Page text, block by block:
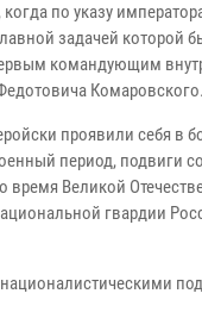
по указу
задачей которой
командующим
Комаровского.
проявили себя в
период, подвиги
время Великой
гвардии